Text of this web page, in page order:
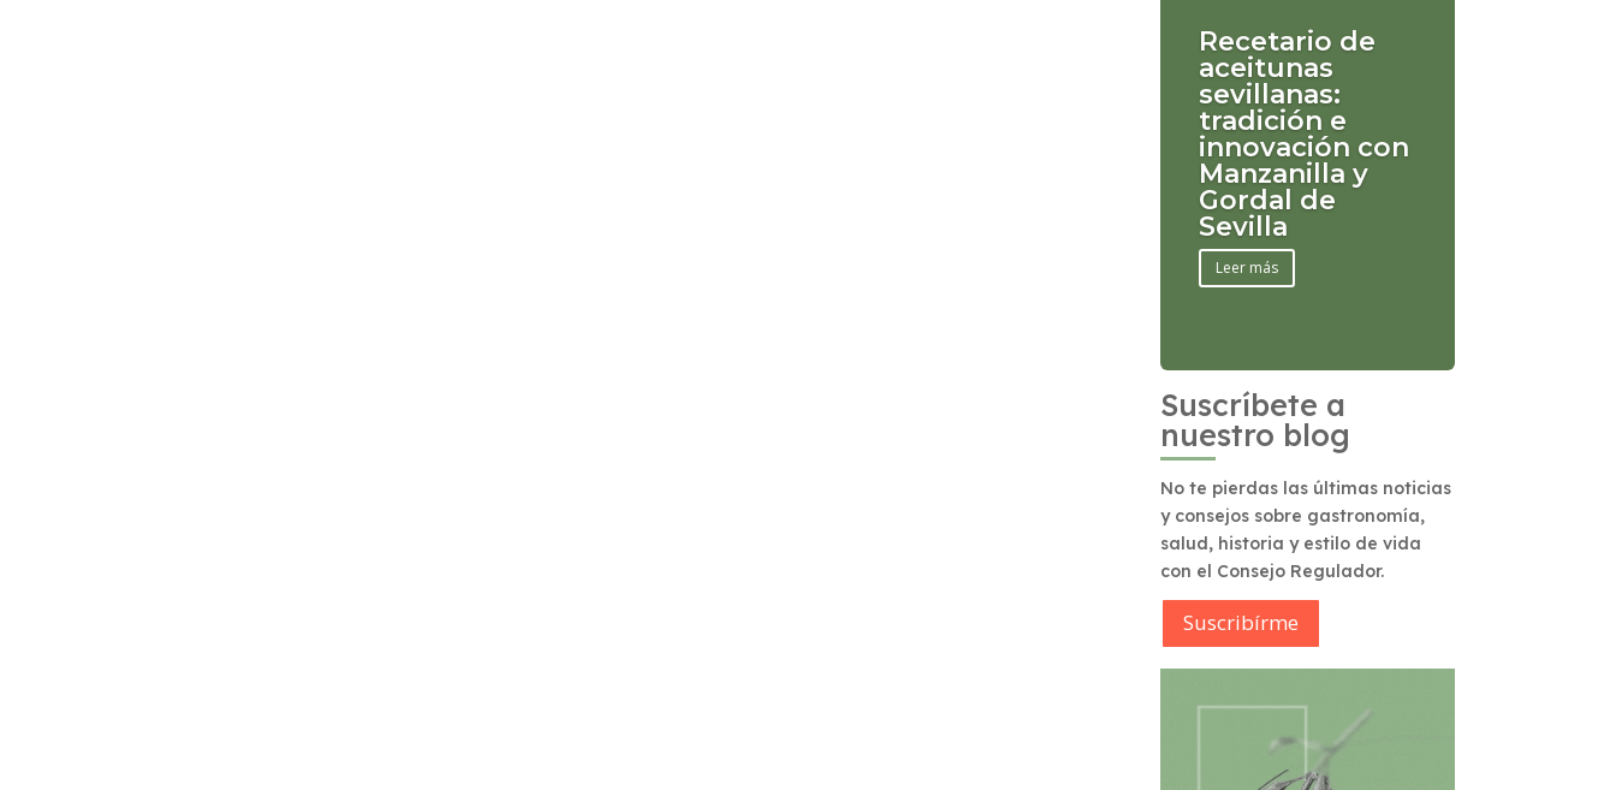
Recetario de
aceitunas
sevillanas:
tradición e
innovación con
Manzanilla y
Gordal de
Sevilla
Leer más
Suscríbete a
nuestro blog
No te pierdas las últimas noticias
y consejos sobre gastronomía,
salud, historia y estilo de vida
con el Consejo Regulador.
Suscribírme